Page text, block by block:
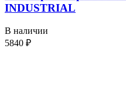
INDUSTRIAL
В наличии
5840 ₽